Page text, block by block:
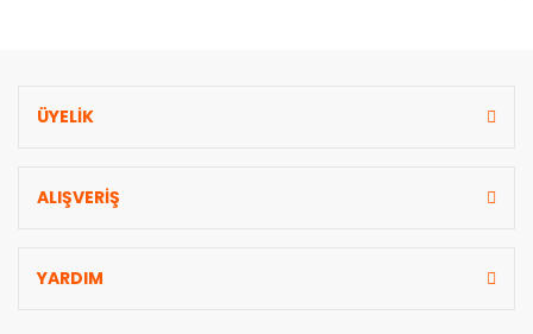
ÜYELİK
ALIŞVERİŞ
YARDIM